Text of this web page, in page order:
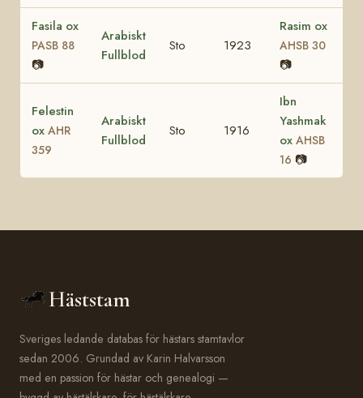
Fasila ox
PASB 88
📷
Arabiskt
Fullblod
Sto 1923
Rasim ox
AHSB 30
📷
Felestin
ox AHR
359
Arabiskt
Fullblod
Sto 1916
Ibn
Yashmak
ox AHSB
16 📷
Häststam
Sveriges ledande databas för hästars stamtavlor
sedan 2006. Grundad av Karin Halvarsson
med en passion för hästar och genealogi —